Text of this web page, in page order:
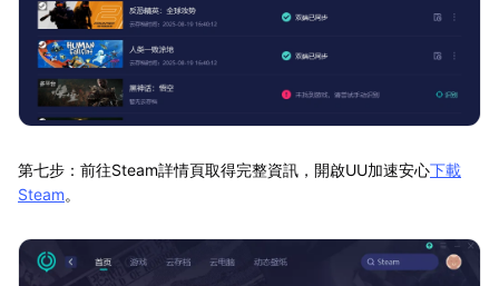
第七步：前往Steam詳情頁取得完整資訊，開啟UU加速安心下載
Steam。